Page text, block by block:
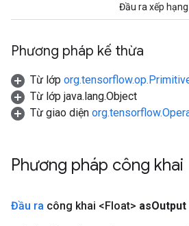
Đầu ra xếp
Phương pháp kế thừa
Từ lớp
Từ lớp java.lang.Object
Từ giao diện
Phương pháp công khai
Đầu ra công khai <Float> asOutput